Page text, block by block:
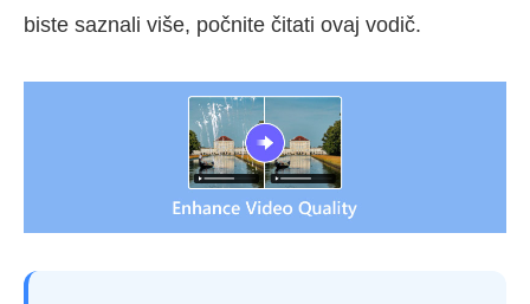
biste saznali više, počnite čitati ovaj vodič.